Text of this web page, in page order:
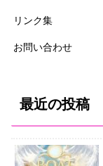
リンク集
お問い合わせ
最近の投稿